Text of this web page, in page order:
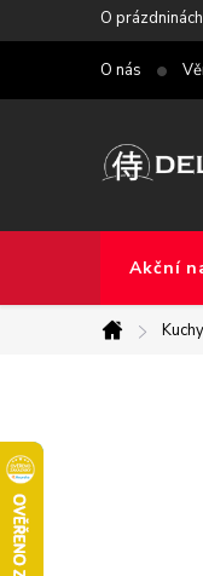
na
O
O nás
Akční
Domů